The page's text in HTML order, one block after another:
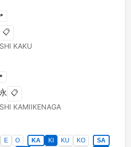
📋
KAKU
📋
KAMIIKENAGA
E O KA KI KU KO
SA